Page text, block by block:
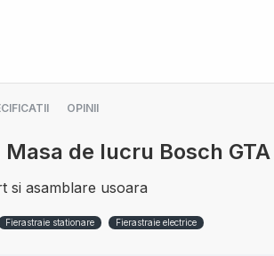
OPINII
de lucru Bosch
si asamblare usoara
Fierastraie stationare Fierastraie electrice